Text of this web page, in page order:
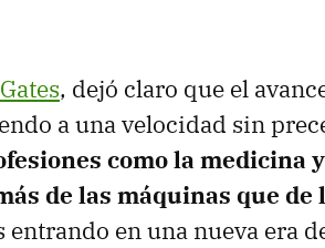
, dejó claro que el
a una velocidad sin
como la medicina
de las máquinas que de
entrando en una nueva era